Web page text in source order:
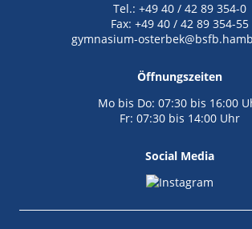
Tel.: +49 40 / 42 89 354-0
Fax: +49 40 / 42 89 354-55
gymnasium-
Öffnungszeiten
Mo bis Do: 07:30 bis 16:00
Fr: 07:30 bis 14:00 Uhr
Social Media